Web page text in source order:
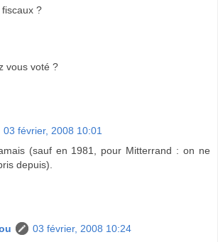
?
vous voté ?
03 février, 2008 10:01
(sauf en 1981, pour Mitterrand : on ne
depuis).
03 février, 2008 10:24